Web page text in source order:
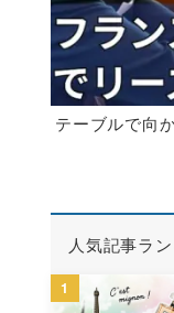
テーブルで向
人気記事ラ
1